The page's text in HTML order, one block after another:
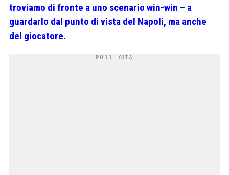
troviamo di fronte a uno scenario win-win – a
guardarlo dal punto di vista del Napoli, ma anche
del giocatore.